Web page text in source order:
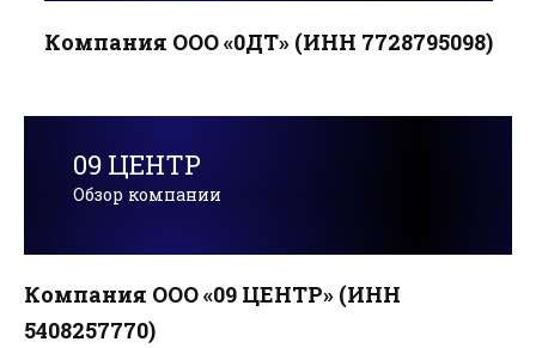
Компания ООО «0ДТ» (ИНН 7728795098)
09 ЦЕНТР
Обзор компании
Компания ООО «09 ЦЕНТР» (ИНН
5408257770)